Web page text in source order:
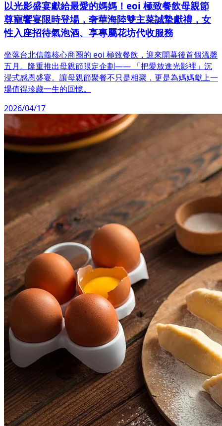
以光影盛宴獻給最愛的媽媽！eoi 極致餐飲母親節
尊寵饗宴限時登場，奢華海陸雙主菜誠摯獻禮，女
性入座招待氣泡酒、享專屬花坊代收服務
坐落台北信義核心商圈的 eoi 極致餐飲，迎來開幕後首個溫馨
五月。隆重推出母親節限定企劃—— 「把愛放進光影裡」沉
浸式感恩盛宴。讓母親節聚餐不只是相聚，更是為媽媽獻上一
場值得珍藏一生的回憶。
2026/04/17